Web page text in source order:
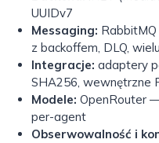
UUIDv7
Messaging:
z backoffem, DLQ,
Integracje: adaptery
SHA256, wewnętrzne
Modele: OpenRouter
per-agent
Obserwowalność i